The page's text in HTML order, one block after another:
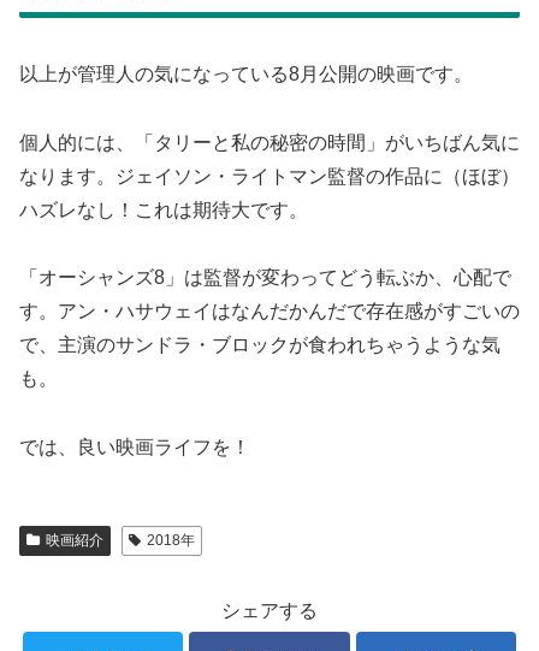
以上が管理人の気になっている8月公開の映画です。
個人的には、「タリーと私の秘密の時間」がいちばん気に
なります。ジェイソン・ライトマン監督の作品に（ほぼ）
ハズレなし！これは期待大です。
「オーシャンズ8」は監督が変わってどう転ぶか、心配で
す。アン・ハサウェイはなんだかんだで存在感がすごいの
で、主演のサンドラ・ブロックが食われちゃうような気
も。
では、良い映画ライフを！
映画紹介 2018年
シェアする